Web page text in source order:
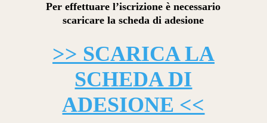
Per effettuare l’iscrizione è necessario
scaricare la scheda di adesione
>> SCARICA LA
SCHEDA DI
ADESIONE <<